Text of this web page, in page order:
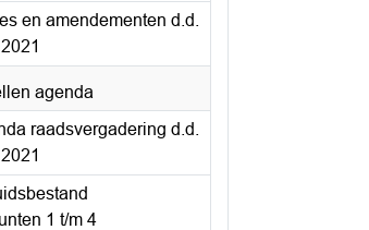
en amendementen d.d.
agenda
raadsvergadering d.d.
1 t/m 4